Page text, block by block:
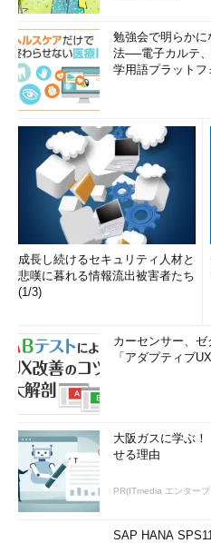
勉強会で明らか
法──電子カルテ
学用語プラットフ
成長し続けるセキュリティ人材と
悲嘆に暮れる情報流出被害者たち
(1/3)
カーセンサー、
「アダプティブ
大阪ガスに学ぶ
せる理由
PR(ITmedia エンター
SAP HANA